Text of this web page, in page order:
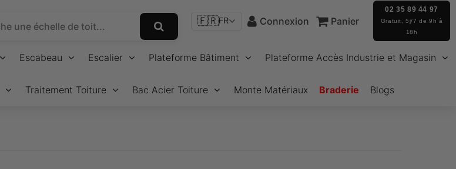
🇫🇷FR Connexion Panier
02 35 89 44 97
Gratuit, 5j/7 de 9h à
18h
Escabeau Escalier Plateforme Bâtiment Plateforme Accès Industrie et Magasin
Traitement Toiture Bac Acier Toiture Monte Matériaux Braderie Blogs